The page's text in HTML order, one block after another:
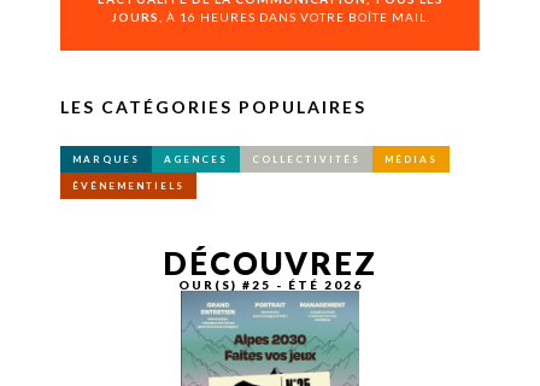
JOURS,
À 16 HEURES DANS VOTRE BOÎTE MAIL.
LES CATÉGORIES POPULAIRES
MARQUES AGENCES COLLECTIVITÉS MÉDIAS
ÉVÉNEMENTIELS
DÉCOUVREZ
OUR(S) #25 - ÉTÉ 2026